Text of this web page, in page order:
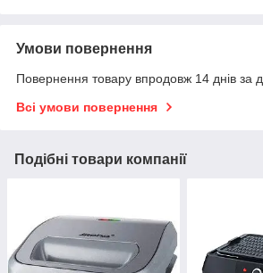
Умови повернення
Повернення товару впродовж 14 днів за
Всі умови повернення
Подібні товари компанії